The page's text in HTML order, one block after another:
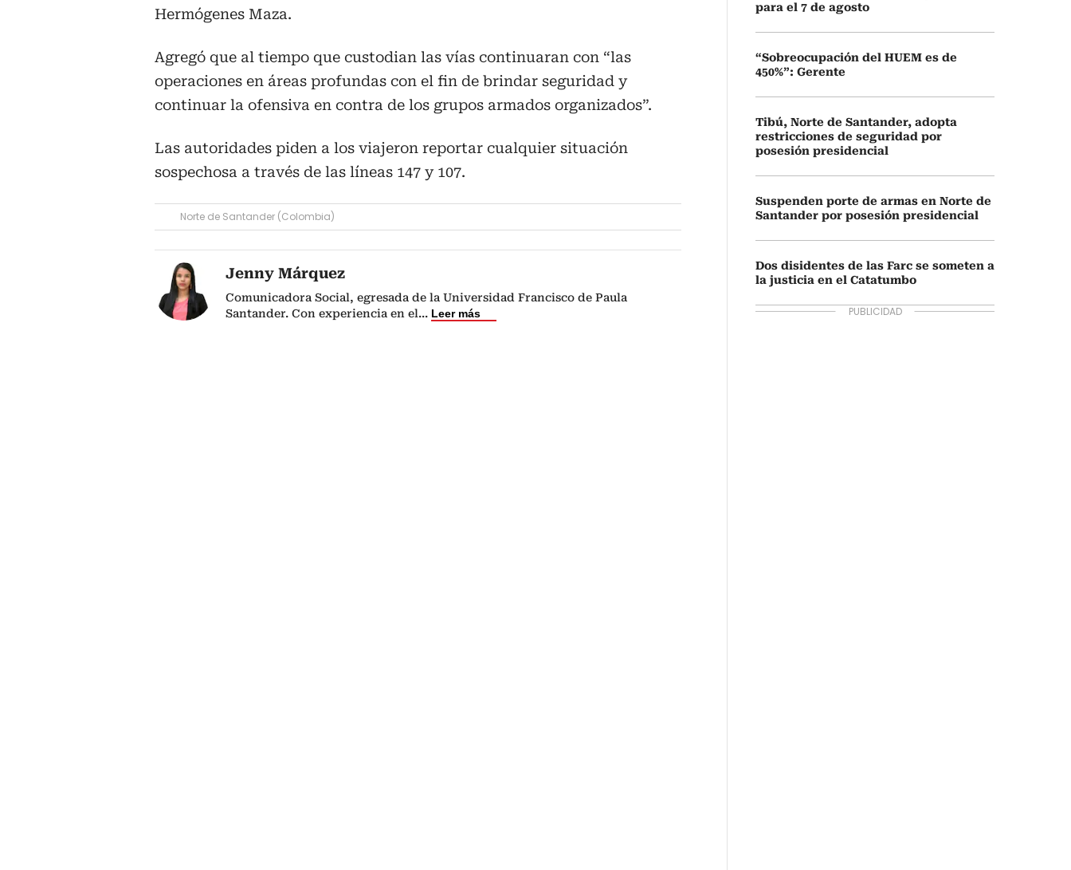
Hermógenes Maza.
Agregó que al tiempo que custodian las vías continuaran con “las
operaciones en áreas profundas con el fin de brindar seguridad y
continuar la ofensiva en contra de los grupos armados organizados”.
Las autoridades piden a los viajeron reportar cualquier situación
sospechosa a través de las líneas 147 y 107.
Norte de Santander (Colombia)
Jenny Márquez
Comunicadora Social, egresada de la Universidad Francisco de Paula
Santander. Con experiencia en el... Leer más
para el 7 de agosto
“Sobreocupación del HUEM es de
450%”: Gerente
Tibú, Norte de Santander, adopta
restricciones de seguridad por
posesión presidencial
Suspenden porte de armas en Norte de
Santander por posesión presidencial
Dos disidentes de las Farc se someten a
la justicia en el Catatumbo